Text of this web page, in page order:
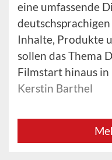
eine umfassende
Inhalte, Produkte
sollen das Thema
Filmstart hinaus in
Kerstin Barthel